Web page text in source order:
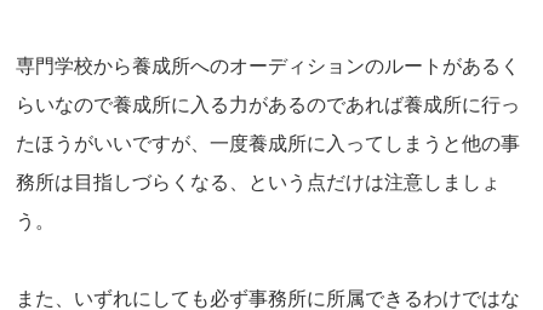
専門学校から養成所へのオーディションのルートがあるく
らいなので養成所に入る力があるのであれば養成所に行っ
たほうがいいですが、一度養成所に入ってしまうと他の事
務所は目指しづらくなる、という点だけは注意しましょ
う。
また、いずれにしても必ず事務所に所属できるわけではな